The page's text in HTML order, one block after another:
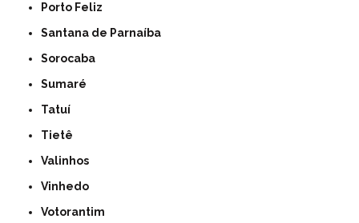
Porto Feliz
Santana de Parnaíba
Sorocaba
Sumaré
Tatuí
Tietê
Valinhos
Vinhedo
Votorantim